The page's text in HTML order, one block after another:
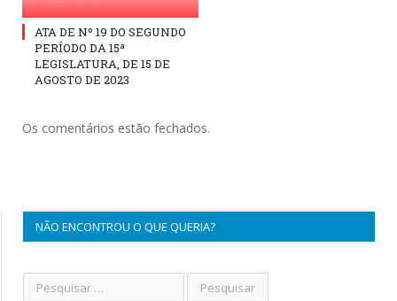
ATA DE Nº 19 DO SEGUNDO
PERÍODO DA 15ª
LEGISLATURA, DE 15 DE
AGOSTO DE 2023
Os comentários estão fechados.
NÃO ENCONTROU O QUE QUERIA?